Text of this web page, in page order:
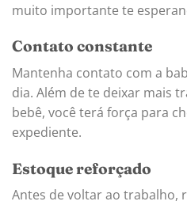
muito importante te
Contato constante
Mantenha contato com a
dia. Além de te deixar mais
bebê, você terá força para
expediente.
Estoque reforçado
Antes de voltar ao trabalho,